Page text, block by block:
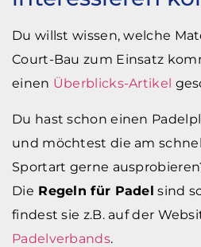
Du willst wissen, welche
Court-Bau zum Einsatz
einen Überblicks-Artikel
Du hast schon einen
und möchtest die am
Sportart gerne
Die Regeln für Padel sind
findest sie z.B. auf der
Padelverbands.